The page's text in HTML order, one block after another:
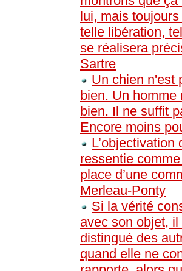
lui, mais
telle libération,
se réalisera
Sartre
Un chien n'est
bien. Un
bien. Il ne suffit
Encore moins
L’objectivation
ressentie
place d’une
Merleau-Ponty
Si la vérité
avec son objet,
distingué des
quand elle ne